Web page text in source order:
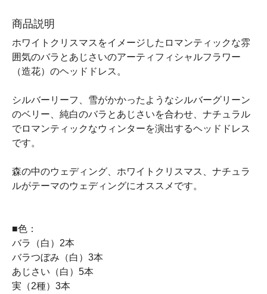
商品説明
ホワイトクリスマスをイメージしたロマンティックな雰
囲気のバラとあじさいのアーティフィシャルフラワー
（造花）のヘッドドレス。
シルバーリーフ、雪がかかったようなシルバーグリーン
のベリー、純白のバラとあじさいを合わせ、ナチュラル
でロマンティックなウィンターを演出するヘッドドレス
です。
森の中のウェディング、ホワイトクリスマス、ナチュラ
ルがテーマのウェディングにオススメです。
■色：
バラ（白）2本
バラつぼみ（白）3本
あじさい（白）5本
実（2種）3本